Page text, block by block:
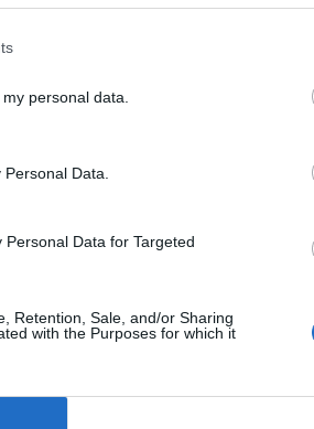
personal data.
Data.
Data for Targeted
Retention, Sale, and/or Sharing
with the Purposes for which it
Jūros šventę anksčiau puošęs